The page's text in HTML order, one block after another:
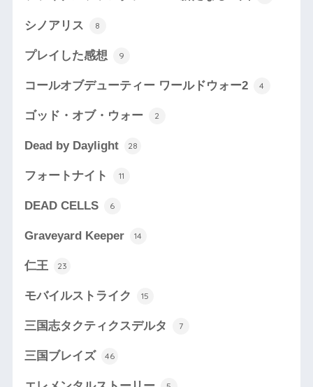
シノアリス 8
プレイした感想 9
コールオブデューティー ワールドウォー2 4
ゴッド・オブ・ウォー 2
Dead by Daylight 28
フォートナイト 11
DEAD CELLS 6
Graveyard Keeper 14
仁王 23
モバイルストライク 15
三国志タクティクスデルタ 7
三国ブレイズ 46